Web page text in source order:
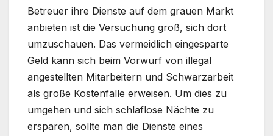
Betreuer ihre Dienste auf dem grauen Markt
anbieten ist die Versuchung groß, sich dort
umzuschauen. Das vermeidlich eingesparte
Geld kann sich beim Vorwurf von illegal
angestellten Mitarbeitern und Schwarzarbeit
als große Kostenfalle erweisen. Um dies zu
umgehen und sich schlaflose Nächte zu
ersparen, sollte man die Dienste eines